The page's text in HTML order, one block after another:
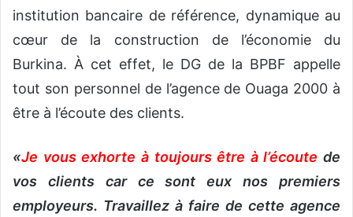
institution bancaire de référence, dynamique au
cœur de la construction de l’économie du
Burkina. À cet effet, le DG de la BPBF appelle
tout son personnel de l’agence de Ouaga 2000 à
être à l’écoute des clients.
«Je vous exhorte à toujours être à l’écoute de
vos clients car ce sont eux nos premiers
employeurs. Travaillez à faire de cette agence